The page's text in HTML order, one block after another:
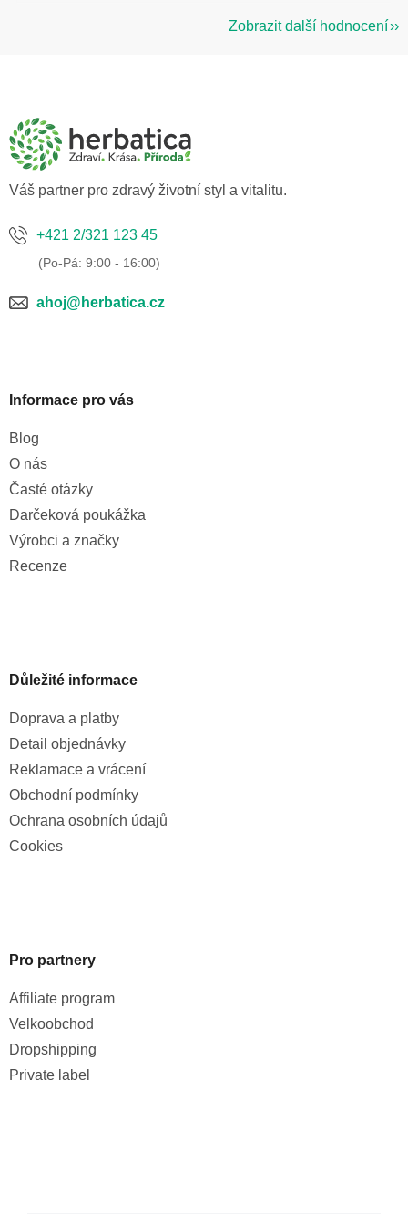
Zobrazit další hodnocení
a
Váš partner pro zdravý životní styl a vitalitu.
+421 2/321 123 45
ahoj@herbatica.cz
Informace pro vás
Blog
O nás
Časté otázky
Darčeková poukážka
Výrobci a značky
Recenze
Důležité informace
Doprava a platby
Detail objednávky
Reklamace a vrácení
Obchodní podmínky
Ochrana osobních údajů
Cookies
Pro partnery
Affiliate program
Velkoobchod
Dropshipping
Private label